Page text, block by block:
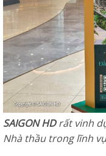
SAIGON HDrất vinh
Nhà thầu trong lĩnh